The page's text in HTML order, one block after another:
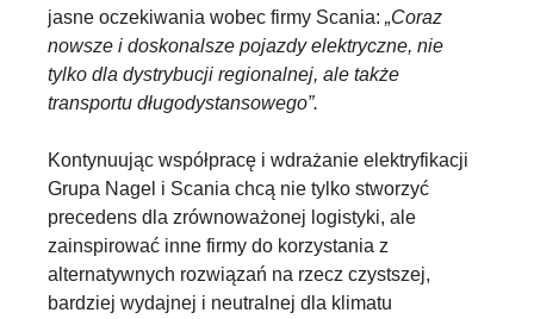
jasne oczekiwania wobec firmy Scania: „Coraz
nowsze i doskonalsze pojazdy elektryczne, nie
tylko dla dystrybucji regionalnej, ale także
transportu długodystansowego”.
Kontynuując współpracę i wdrażanie elektryfikacji
Grupa Nagel i Scania chcą nie tylko stworzyć
precedens dla zrównoważonej logistyki, ale
zainspirować inne firmy do korzystania z
alternatywnych rozwiązań na rzecz czystszej,
bardziej wydajnej i neutralnej dla klimatu